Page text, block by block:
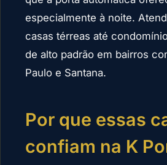
especialmente à noite.
casas térreas até
de alto padrão em bairros
Paulo e Santana.
Por que essas
confiam na K